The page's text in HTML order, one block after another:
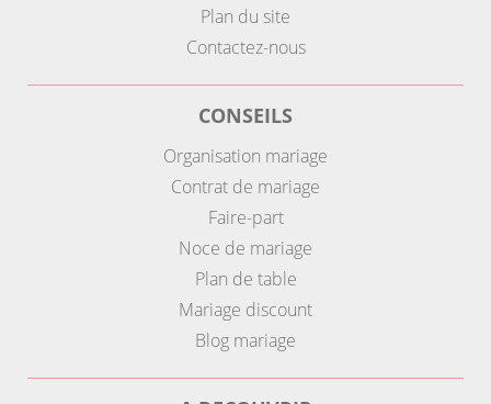
Plan du site
Contactez-nous
CONSEILS
Organisation mariage
Contrat de mariage
Faire-part
Noce de mariage
Plan de table
Mariage discount
Blog mariage